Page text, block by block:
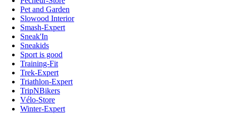
Pet and Garden
Slowood Interior
Smash-Expert
Sneak'In
Sneakids
Sport is good
Training-Fit
Trek-Expert
Triathlon-Expert
TripNBikers
Vélo-Store
Winter-Expert